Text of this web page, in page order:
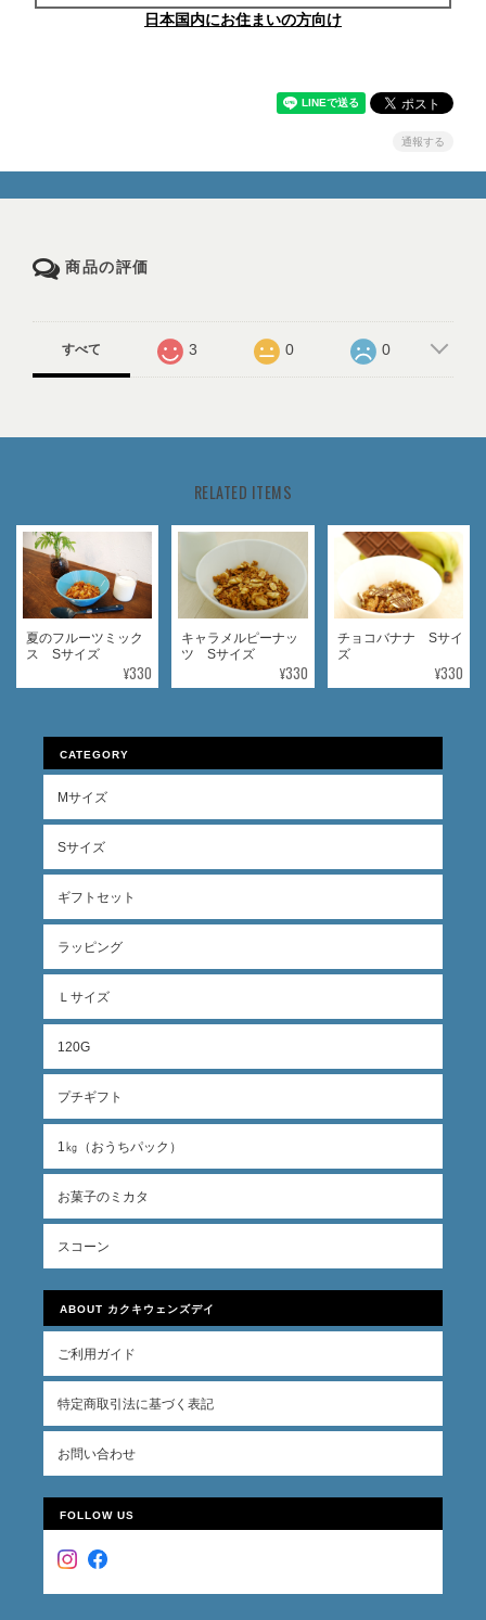
日本国内にお住まいの方向け
通報する
商品の評価
すべて 3 0 0
RELATED ITEMS
夏のフルーツミック
ス Sサイズ
¥330
キャラメルピーナッ
ツ Sサイズ
¥330
チョコバナナ Sサイ
ズ
¥330
CATEGORY
Mサイズ
Sサイズ
ギフトセット
ラッピング
Ｌサイズ
120G
プチギフト
1㎏（おうちパック）
お菓子のミカタ
スコーン
ABOUT カクキウェンズデイ
ご利用ガイド
特定商取引法に基づく表記
お問い合わせ
FOLLOW US